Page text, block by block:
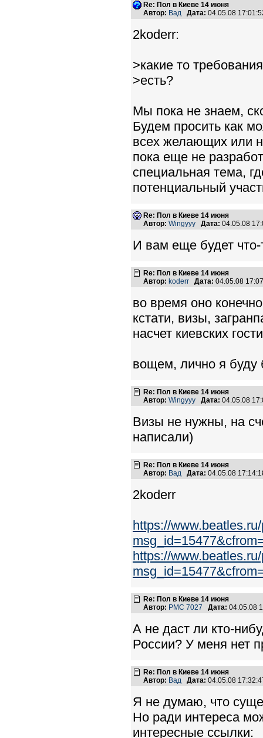
Re: Пол в Киеве 14 июня
Автор: Вад Дата: 04.05.08
2koderr:
>какие то
>есть?
Мы пока не знаем,
Будем просить как
всех желающих или
пока еще не
специальная тема,
потенциальный
Re: Пол в Киеве 14 июня
Автор: Wingyyy Дата: 04.05.08
И вам еще будет что-
Re: Пол в Киеве 14 июня
Автор: koderr Дата: 04.05.08
во время оно
кстати, визы,
насчет киевских
вощем, лично я буду
Re: Пол в Киеве 14 июня
Автор: Wingyyy Дата: 04.05.08
Визы не нужны, на
написали)
Re: Пол в Киеве 14 июня
Автор: Вад Дата: 04.05.08
2koderr
https://
https://
Re: Пол в Киеве 14 июня
Автор: PMC 7027 Дата: 04.05.08
А не даст ли кто-
России? У меня нет
Re: Пол в Киеве 14 июня
Автор: Вад Дата: 04.05.08
Я не думаю, что
Но ради интереса
интересные ссылки: